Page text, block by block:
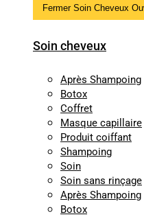
Fermer Soin Cheveux
Soin cheveux
Après Shampoing
Botox
Coffret
Masque capillaire
Produit coiffant
Shampoing
Soin
Soin sans rinçage
Après Shampoing
Botox